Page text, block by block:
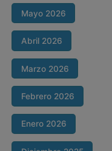
Mayo 2026
Abril 2026
Marzo 2026
Febrero 2026
Enero 2026